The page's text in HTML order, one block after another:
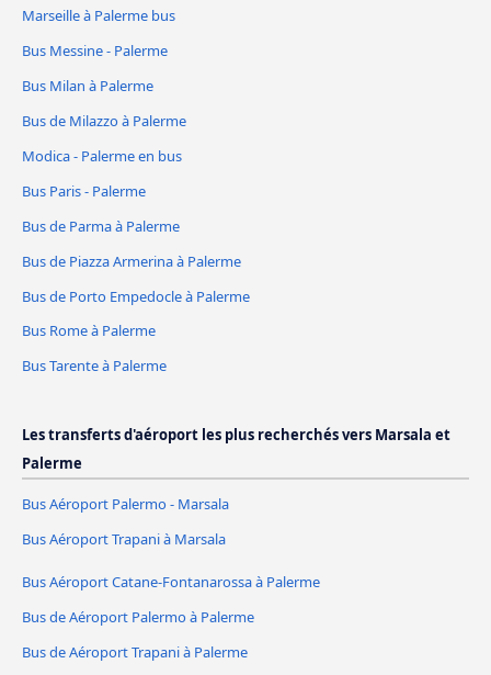
Marseille à Palerme bus
Bus Messine - Palerme
Bus Milan à Palerme
Bus de Milazzo à Palerme
Modica - Palerme en bus
Bus Paris - Palerme
Bus de Parma à Palerme
Bus de Piazza Armerina à Palerme
Bus de Porto Empedocle à Palerme
Bus Rome à Palerme
Bus Tarente à Palerme
Les transferts d'aéroport les plus recherchés vers Marsala et
Palerme
Bus Aéroport Palermo - Marsala
Bus Aéroport Trapani à Marsala
Bus Aéroport Catane-Fontanarossa à Palerme
Bus de Aéroport Palermo à Palerme
Bus de Aéroport Trapani à Palerme